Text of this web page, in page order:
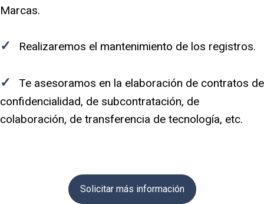
Marcas.
✓ Realizaremos el mantenimiento de los registros.
✓
Te asesoramos en la elaboración de contratos de
confidencialidad, de subcontratación, de
colaboración, de transferencia de tecnología, etc.
Solicitar más información